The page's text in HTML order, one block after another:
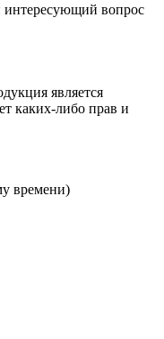
интересующий вопрос
является
каких-либо прав и
времени)